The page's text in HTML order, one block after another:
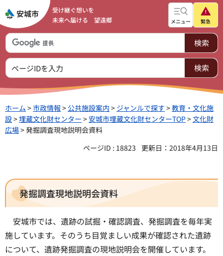
受け継ぐ想いを
未来へ届ける 望遠郷
メニュー 緊急
ホーム >市政情報 > 公共施設案内 > ジャンルで探す >教育・文化施
設>埋蔵文化財センター >安城市埋蔵文化財センターTOP>文化財
広場> 発掘調査現地説明会資料
ページID : 18823
更新日：2018年4月13日
発掘調査現地説明会資料
安城市では、遺跡の試掘・確認調査、発掘調査を毎年実
施しています。そのうち目覚ましい成果が確認された遺跡
について、遺跡発掘調査の現地説明会を開催しています。